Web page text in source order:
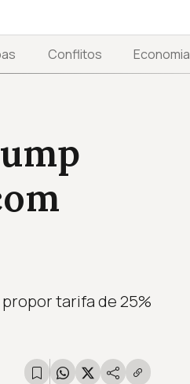
Conflitos Economia
tarifa de 25%